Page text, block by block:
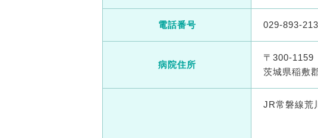
電話番号 029-893-
病院住所
〒300-1159
茨城県稲敷
JR常磐線荒